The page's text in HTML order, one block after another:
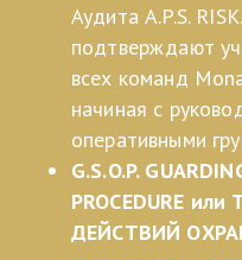
Аудита A.P.S.
подтверждают
всех команд
начиная с
оперативными
G.S.O.P.
PROCEDURE
ДЕЙСТВИЙ